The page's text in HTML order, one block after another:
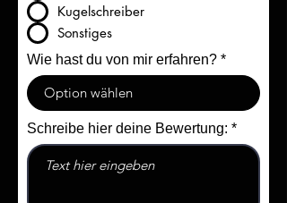
Kugelschreiber
Sonstiges
Wie hast du von mir erfahren?
Schreibe hier deine Bewertung: